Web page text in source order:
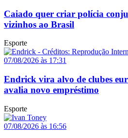
Caiado quer criar polícia
vizinhos ao Brasil
Esporte
07/08/2026 às 17:31
Endrick vira alvo de clubes
avalia novo empréstimo
Esporte
07/08/2026 às 16:56